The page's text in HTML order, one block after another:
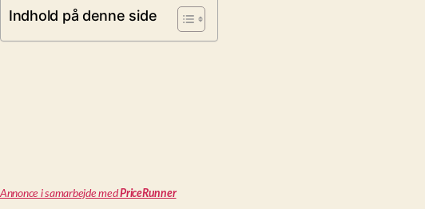
Indhold på denne side
Annonce i samarbejde medPriceRunner